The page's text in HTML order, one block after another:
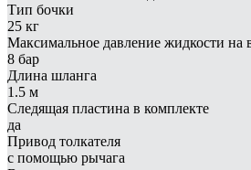
Тип бочки
25 кг
Максимальное давление жидкости на
8 бар
Длина шланга
1.5 м
Следящая пластина в комплекте
да
Привод толкателя
с помощью рычага